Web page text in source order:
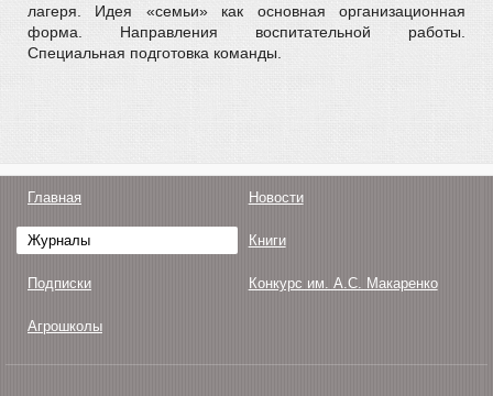
лагеря. Идея «семьи» как основная организационная
форма. Направления воспитательной работы.
Специальная подготовка команды.
Главная Новости
Журналы Книги
Подписки Конкурс им. А.С. Макаренко
Агрошколы